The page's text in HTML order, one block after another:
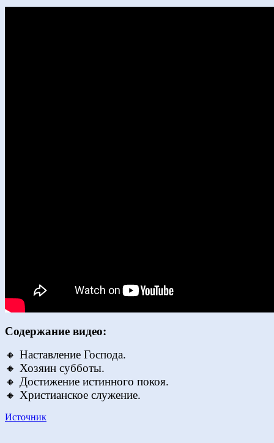
Содержание видео:
🔸 Наставление Господа.
🔸 Хозяин субботы.
🔸 Достижение истинного покоя.
🔸 Христианское служение.
Источник